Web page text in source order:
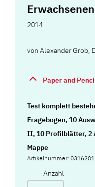
Erwachsenen
2014
vonAlexander Grob,
Paper and
Test komplett
Fragebogen, 10
II, 10 Profilblätter, 2
Mappe
Artikelnummer: 0316201
Anzahl